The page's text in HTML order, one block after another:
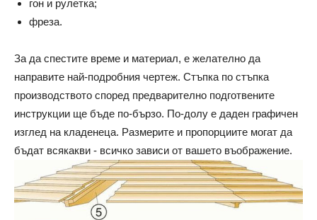
гон и рулетка;
фреза.
За да спестите време и материал, е желателно да
направите най-подробния чертеж. Стъпка по стъпка
производството според предварително подготвените
инструкции ще бъде по-бързо. По-долу е даден графичен
изглед на кладенеца. Размерите и пропорциите могат да
бъдат всякакви - всичко зависи от вашето въображение.